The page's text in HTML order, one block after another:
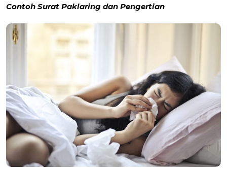
Contoh Surat Paklaring dan Pengertian